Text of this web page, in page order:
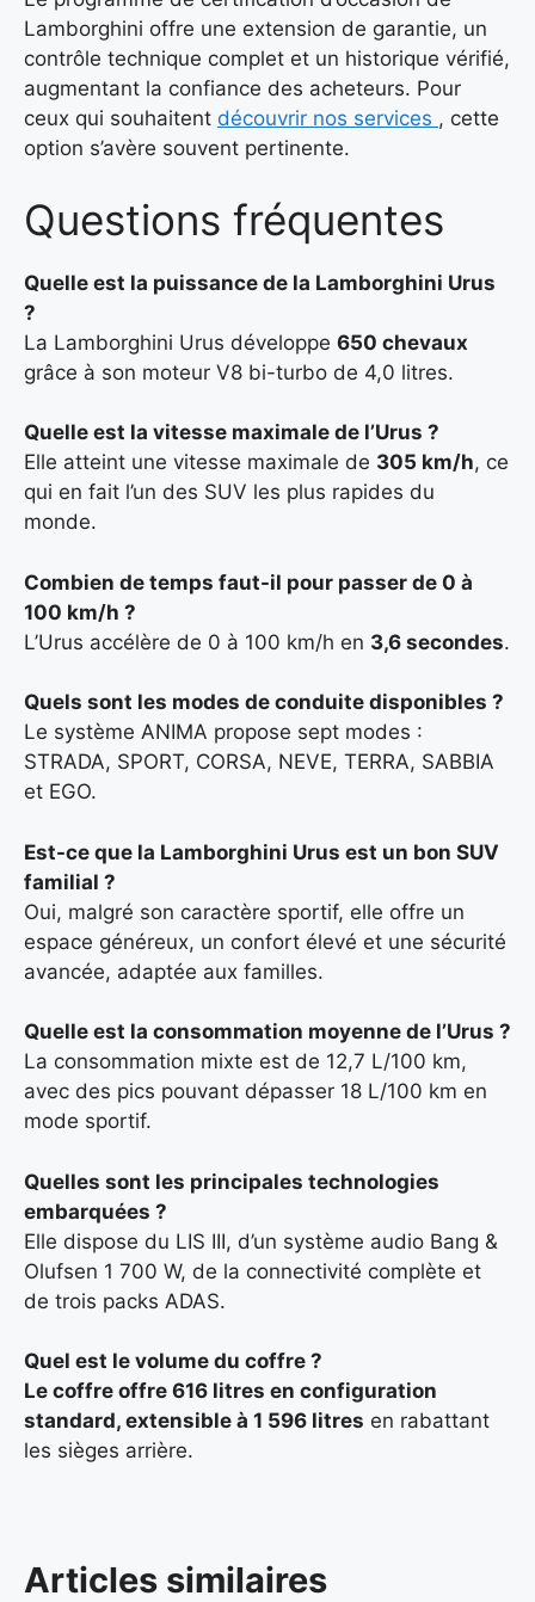
Lamborghini offre une extension de garantie, un
contrôle technique complet et un historique vérifié,
augmentant la confiance des acheteurs. Pour
ceux qui souhaitent découvrir nos services , cette
option s’avère souvent pertinente.
Questions fréquentes
Quelle est la puissance de la Lamborghini Urus
?
La Lamborghini Urus développe 650 chevaux
grâce à son moteur V8 bi-turbo de 4,0 litres.
Quelle est la vitesse maximale de l’Urus ?
Elle atteint une vitesse maximale de 305 km/h, ce
qui en fait l’un des SUV les plus rapides du
monde.
Combien de temps faut-il pour passer de 0 à
100 km/h ?
L’Urus accélère de 0 à 100 km/h en 3,6 secondes.
Quels sont les modes de conduite disponibles ?
Le système ANIMA propose sept modes :
STRADA, SPORT, CORSA, NEVE, TERRA, SABBIA
et EGO.
Est-ce que la Lamborghini Urus est un bon SUV
familial ?
Oui, malgré son caractère sportif, elle offre un
espace généreux, un confort élevé et une sécurité
avancée, adaptée aux familles.
Quelle est la consommation moyenne de l’Urus ?
La consommation mixte est de 12,7 L/100 km,
avec des pics pouvant dépasser 18 L/100 km en
mode sportif.
Quelles sont les principales technologies
embarquées ?
Elle dispose du LIS III, d’un système audio Bang &
Olufsen 1 700 W, de la connectivité complète et
de trois packs ADAS.
Quel est le volume du coffre ?
Le coffre offre 616 litres en configuration
standard, extensible à 1 596 litres en rabattant
les sièges arrière.
Articles similaires